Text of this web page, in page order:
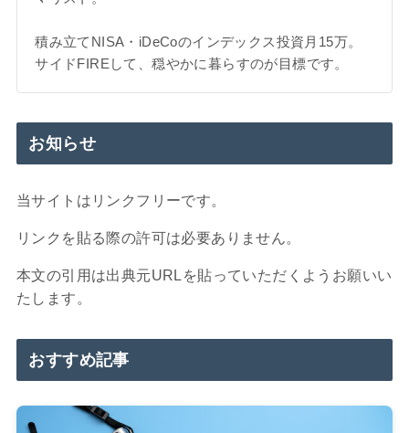
積み立てNISA・iDeCoのインデックス投資月15万。
サイドFIREして、穏やかに暮らすのが目標です。
お知らせ
当サイトはリンクフリーです。
リンクを貼る際の許可は必要ありません。
本文の引用は出典元URLを貼っていただくようお願いい
たします。
おすすめ記事